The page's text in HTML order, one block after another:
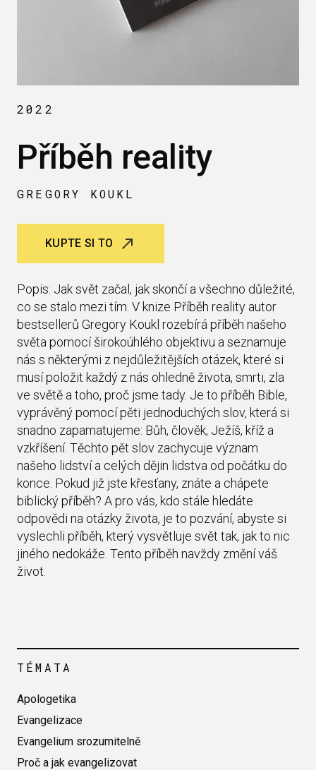
2022
Příběh reality
GREGORY KOUKL
KUPTE SI TO
Popis: Jak svět začal, jak skončí a všechno důležité,
co se stalo mezi tím. V knize Příběh reality autor
bestsellerů Gregory Koukl rozebírá příběh našeho
světa pomocí širokoúhlého objektivu a seznamuje
nás s některými z nejdůležitějších otázek, které si
musí položit každý z nás ohledně života, smrti, zla
ve světě a toho, proč jsme tady. Je to příběh Bible,
vyprávěný pomocí pěti jednoduchých slov, která si
snadno zapamatujeme: Bůh, člověk, Ježíš, kříž a
vzkříšení. Těchto pět slov zachycuje význam
našeho lidství a celých dějin lidstva od počátku do
konce. Pokud již jste křesťany, znáte a chápete
biblický příběh? A pro vás, kdo stále hledáte
odpovědi na otázky života, je to pozvání, abyste si
vyslechli příběh, který vysvětluje svět tak, jak to nic
jiného nedokáže. Tento příběh navždy změní váš
život.
TÉMATA
Apologetika
Evangelizace
Evangelium srozumitelně
Proč a jak evangelizovat